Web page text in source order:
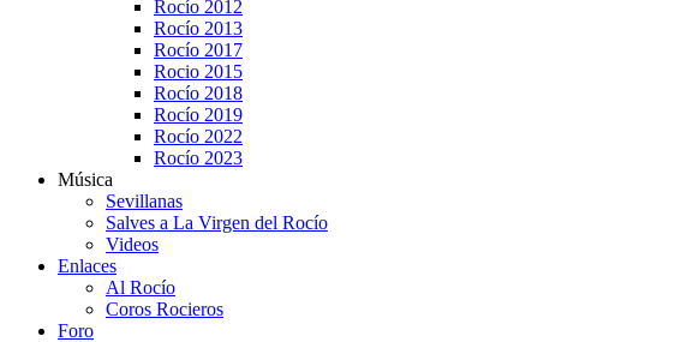
Rocío 2012
Rocío 2013
Rocío 2017
Rocio 2015
Rocío 2018
Rocío 2019
Rocío 2022
Rocío 2023
Música
Sevillanas
Salves a La Virgen del Rocío
Videos
Enlaces
Al Rocío
Coros Rocieros
Foro